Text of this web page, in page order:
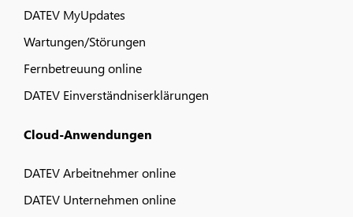
DATEV MyUpdates
Wartungen/Störungen
Fernbetreuung online
DATEV Einverständniserklärungen
Cloud-Anwendungen
DATEV Arbeitnehmer online
DATEV Unternehmen online